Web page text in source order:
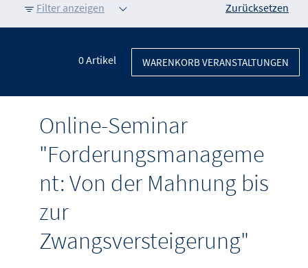
Filter anzeigen Zurücksetzen
0Artikel WARENKORB VERANSTALTUNGEN
Online-Seminar
"Forderungsmanageme
nt: Von der Mahnung bis
zur
Zwangsversteigerung"